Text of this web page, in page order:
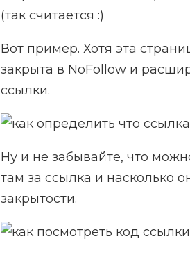
(так считается :)
Вот пример. Хотя эта
закрыта в NoFollow и
ссылки.
Ну и не забывайте, что
там за ссылка и насколько
закрытости.